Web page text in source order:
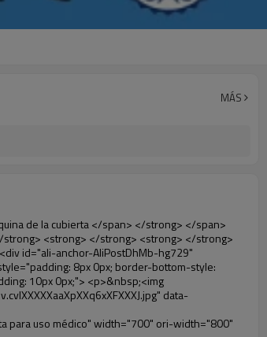
MÁS
8px 10px; line-height: 12px;"> Ventajas del producto </span> </div> <div style="padding: 10px 0px;"> <p>&nbsp;</p> <table class="aliDataTable" style="width: 600px; height: 436px;"><tbody> <tr style="height: 34.35pt;" align="left"><td style="width: 598pt;" colspan="2" valign="center"><p> <span style="line-height: normal; font-weight: bold; font-size: 12pt; font-family: Arial;"> Ventaja de Quen Shoe machine: </span> </p></td></tr> <tr style="height: 53.95pt;" align="left"> <td style="width: 181.85pt;" valign="center"><p><span style="line-height: normal; font-weight: bold; font-family: arial, helvetica, sans-serif; color: #008000; font-size: 14px;">1. Económico&nbsp; &nbsp;&nbsp;</span></p></td> <td style="width: 416.15pt;" valign="center"> <p> <span style="line-height: normal; font-family: arial, helvetica, sans-serif; font-size: 14px;"> El costo de nuestra película de PVC cubierta del zapato es económico que los tradicionales, el espesor es 28&mu;m </span> </p> <p> <span style="line-height: normal; font-family: arial, helvetica, sans-serif; font-size: 14px;"> Es más durable </span> </p> </td> </tr> <tr style="height: 52pt;" align="left"> <td valign="center"><p><span style="line-height: normal; font-weight: bold; font-family: arial, helvetica, sans-serif; color: #008000; font-size: 14px;">2. Gran capacidad</span></p></td> <td valign="center"> <p> <span style="line-height: normal; font-family: arial, helvetica, sans-serif; font-size: 14px;"> Un rollo de película puede hacer 500 pares cubierta del zapato, para otros máquina de la cubierta, </span> </p> <p> <span style="line-height: normal; font-family: arial, helvetica, sans-serif; font-size: 14px;"> La capacidad es de sólo 50-100 pares de zapatos cubierta </span> </p> </td> </tr> <tr style="height: 53pt;" align="left"> <td valign="center"><p><span style="line-height: normal; font-weight: bold; font-family: arial, helvetica, sans-serif; color: #008000; font-size: 14px;">3. Larga vida útil</span></p></td> <td valign="center"><p> <span style="line-height: normal; font-family: arial, helvetica, sans-serif; font-size: 14px;"> La desi </span> <sp